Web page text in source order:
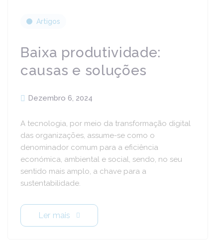
Artigos
Baixa produtividade:
causas e soluções
Dezembro 6, 2024
A tecnologia, por meio da transformação digital
das organizações, assume-se como o
denominador comum para a eficiência
económica, ambiental e social, sendo, no seu
sentido mais amplo, a chave para a
sustentabilidade.
Ler mais